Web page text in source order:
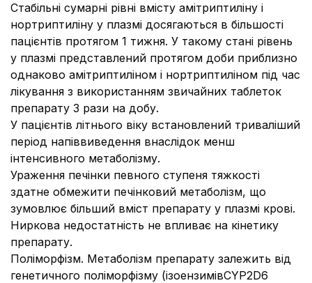
Стабільні сумарні рівні вмісту амітриптиліну і
нортриптиліну у плазмі досягаються в більшості
пацієнтів протягом 1 тижня. У такому стані рівень
у плазмі представлений протягом доби приблизно
однаково амітриптиліном і нортриптиліном під час
лікування з використанням звичайних таблеток
препарату 3 рази на добу.
У пацієнтів літнього віку встановлений триваліший
період напіввиведення внаслідок менш
інтенсивного метаболізму.
Ураження печінки певного ступеня тяжкості
здатне обмежити печінковий метаболізм, що
зумовлює більший вміст препарату у плазмі крові.
Ниркова недостатність не впливає на кінетику
препарату.
Поліморфізм. Метаболізм препарату залежить від
генетичного поліморфізму (ізоензимівCYP2D6